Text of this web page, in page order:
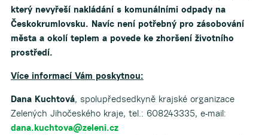
který nevyřeší nakládání s komunálními odpady na
Českokrumlovsku. Navíc není potřebný pro zásobování
města a okolí teplem a povede ke zhoršení životního
prostředí.
Více informací Vám poskytnou:
Dana Kuchtová, spolupředsedkyně krajské organizace
Zelených Jihočeského kraje, tel.: 608243335, e-mail:
dana.kuchtova@zeleni.cz